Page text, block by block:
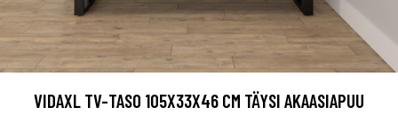
VIDAXL TV-TASO 105X33X46 CM TÄYSI AKAASIAPUU